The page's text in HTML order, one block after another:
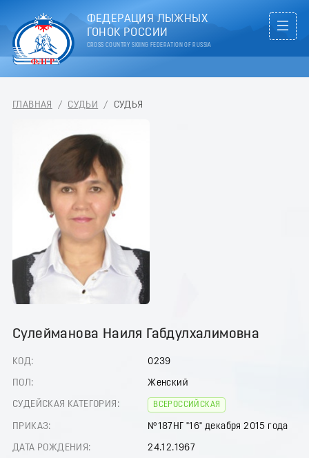
ФЕДЕРАЦИЯ ЛЫЖНЫХ
ГОНОК РОССИИ
CROSS COUNTRY SKIING FEDERATION OF RUSSIA
ГЛАВНАЯ / СУДЬИ / СУДЬЯ
Сулейманова Наиля Габдулхалимовна
КОД: 0239
ПОЛ: Женский
СУДЕЙСКАЯ КАТЕГОРИЯ: ВСЕРОССИЙСКАЯ
ПРИКАЗ: №187НГ "16" декабря 2015 года
ДАТА РОЖДЕНИЯ: 24.12.1967